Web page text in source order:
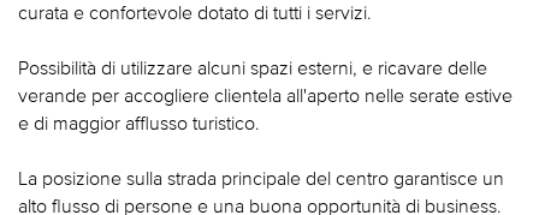
curata e confortevole dotato di tutti i servizi.
Possibilità di utilizzare alcuni spazi esterni, e ricavare delle
verande per accogliere clientela all'aperto nelle serate estive
e di maggior afflusso turistico.
La posizione sulla strada principale del centro garantisce un
alto flusso di persone e una buona opportunità di business.